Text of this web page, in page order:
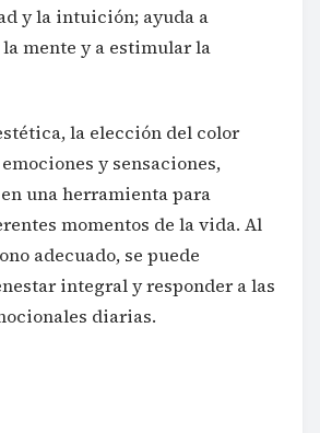
y la intuición; ayuda a
mente y a estimular la
la elección del color
y sensaciones,
una herramienta para
momentos de la vida. Al
adecuado, se puede
integral y responder a las
diarias.